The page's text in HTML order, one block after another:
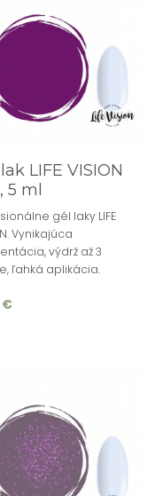
LIFE VISION
5 ml
gél laky LIFE
Vynikajúca
výdrž až 3
ľahká aplikácia.
€